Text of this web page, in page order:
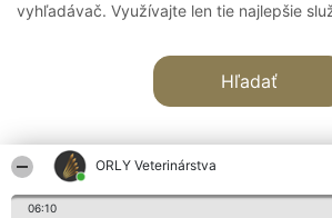
ORLY Veterinárstva
06:10
vyhľadávač. Využívajte len tie najlepšie
Hľadať